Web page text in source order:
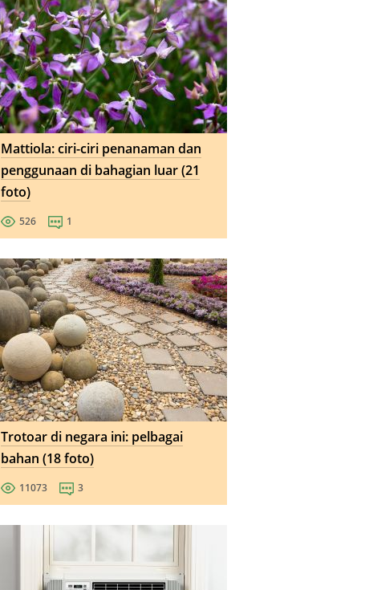
Mattiola: ciri-ciri penanaman dan
penggunaan di bahagian luar (21
foto)
526 1
Trotoar di negara ini: pelbagai
bahan (18 foto)
11073 3